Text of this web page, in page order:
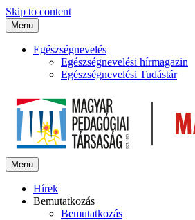
Skip to content
Menu
Egészségnevelés
Egészségnevelési hírmagazin
Egészségnevelési Tudástár
Menu
Hírek
Bemutatkozás
Bemutatkozás